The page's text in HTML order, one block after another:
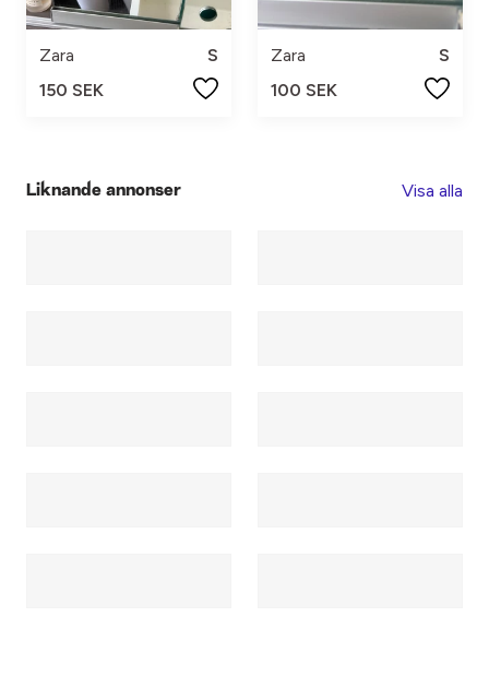
Zara
S
150 SEK
Zara
S
100 SEK
Liknande annonser Visa alla